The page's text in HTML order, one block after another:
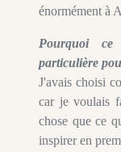
énormément à
Pourquoi
particulière
J'avais choisi
car je voulais
chose que ce
inspirer en